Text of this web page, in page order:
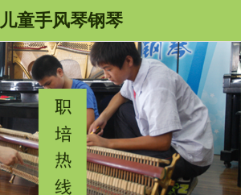
儿童手风琴钢琴